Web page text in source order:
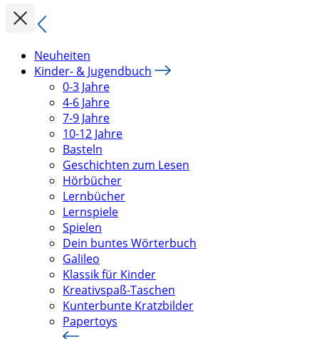
Neuheiten
Kinder- & Jugendbuch
0-3 Jahre
4-6 Jahre
7-9 Jahre
10-12 Jahre
Basteln
Geschichten zum Lesen
Hörbücher
Lernbücher
Lernspiele
Spielen
Dein buntes Wörterbuch
Galileo
Klassik für Kinder
Kreativspaß-Taschen
Kunterbunte Kratzbilder
Papertoys